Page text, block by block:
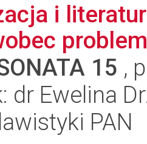
i
15 ,
dr Ewelina
PAN